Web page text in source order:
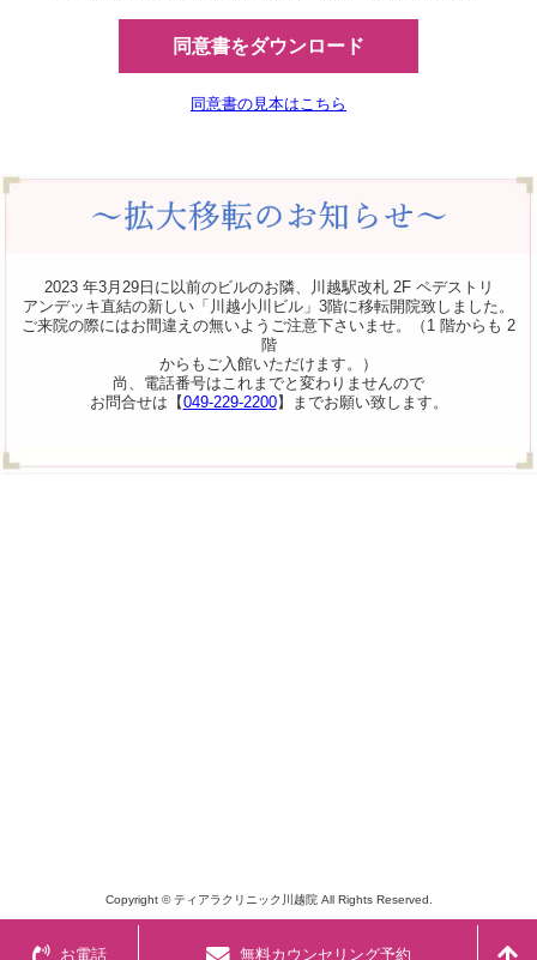
同意書をダウンロード
同意書の見本はこちら
2023 年3月29日に以前のビルのお隣、川越駅改札 2F ペデストリ
アンデッキ直結の新しい「川越小川ビル」3階に移転開院致しました。
ご来院の際にはお間違えの無いようご注意下さいませ。（1 階からも 2
階
からもご入館いただけます。）
尚、電話番号はこれまでと変わりませんので
お問合せは【049-229-2200】までお願い致します。
Copyright © ティアラクリニック川越院 All Rights Reserved.
お電話 無料カウンセリング予約